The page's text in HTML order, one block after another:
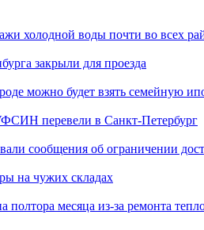
холодной воды почти во всех
закрыли для проезда
можно будет взять семейную
перевели в Санкт-Петербург
сообщения об ограничении
на чужих складах
месяца из-за ремонта